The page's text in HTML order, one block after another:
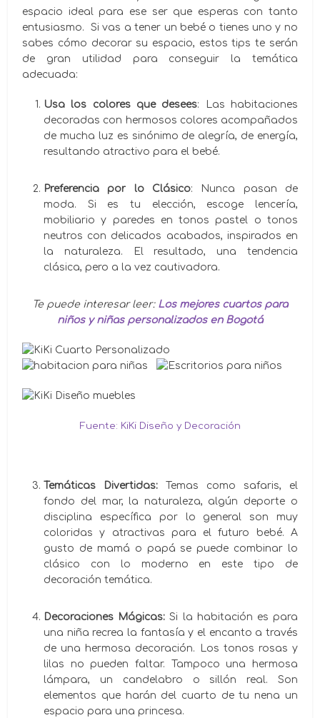
espacio ideal para ese ser que esperas con tanto
entusiasmo. Si vas a tener un bebé o tienes uno y no
sabes cómo decorar su espacio, estos tips te serán
de gran utilidad para conseguir la temática
adecuada:
Usa los colores que desees: Las habitaciones
decoradas con hermosos colores acompañados
de mucha luz es sinónimo de alegría, de energía,
resultando atractivo para el bebé.
Preferencia por lo Clásico: Nunca pasan de
moda. Si es tu elección, escoge lencería,
mobiliario y paredes en tonos pastel o tonos
neutros con delicados acabados, inspirados en
la naturaleza. El resultado, una tendencia
clásica, pero a la vez cautivadora.
Te puede interesar leer: Los mejores cuartos para
niños y niñas personalizados en Bogotá
Fuente: KiKi Diseño y Decoración
Temáticas Divertidas:
Temas como safaris, el
fondo del mar, la naturaleza, algún deporte o
disciplina específica por lo general son muy
coloridas y atractivas para el futuro bebé. A
gusto de mamá o papá se puede combinar lo
clásico con lo moderno en este tipo de
decoración temática.
Decoraciones Mágicas:Si la habitación es para
una niña recrea la fantasía y el encanto a través
de una hermosa decoración. Los tonos rosas y
lilas no pueden faltar. Tampoco una hermosa
lámpara, un candelabro o sillón real. Son
elementos que harán del cuarto de tu nena un
espacio para una princesa.